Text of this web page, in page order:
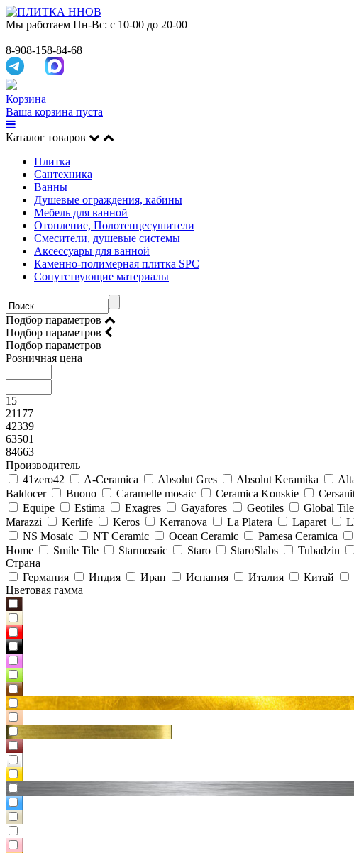
Мы работаем Пн-Вс: с 10-00 до 20-00
8-908-158-84-68
Корзина
Ваша корзина пуста
Каталог товаров
Плитка
Сантехника
Ванны
Душевые ограждения, кабины
Мебель для ванной
Отопление, Полотенцесушители
Смесители, душевые системы
Аксессуары для ванной
Каменно-полимерная плитка SPC
Сопутствующие материалы
Подбор параметров
Подбор параметров
Подбор параметров
Розничная цена
15
21177
42339
63501
84663
Производитель
41zero42
A-Ceramica Absolut Gres Absolut Keramika
Baldocer
Buono Caramelle mosaic Ceramica Konskie
Equipe
Estima Exagres Gayafores Geotiles Global Tile
Marazzi
Kerlife Keros Kerranova La Platera Laparet
NS Mosaic
NT Ceramic Ocean Ceramic Pamesa Ceramica
Home
Smile Tile Starmosaic Staro StaroSlabs Tubadzin
Страна
Германия
Индия Иран Испания Италия Китай
Цветовая гамма